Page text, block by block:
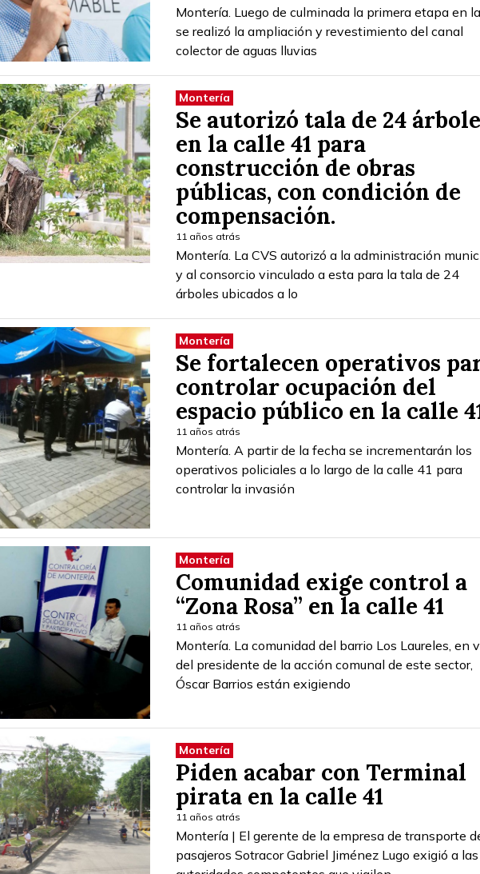
Montería. Luego de culminada la primera etapa en
se realizó la ampliación y revestimiento del canal
colector de aguas lluvias
Montería
Se autorizó tala de 24
en la calle 41 para
construcción de obras
públicas, con condición de
compensación.
11 años atrás
Montería. La CVS autorizó a la administración
y al consorcio vinculado a esta para la tala de 24
árboles ubicados a lo
Montería
Se fortalecen operativos
controlar ocupación del
espacio público en la calle
11 años atrás
Montería. A partir de la fecha se incrementarán los
operativos policiales a lo largo de la calle 41 para
controlar la invasión
Montería
Comunidad exige control a
“Zona Rosa” en la calle 41
11 años atrás
Montería. La comunidad del barrio Los Laureles, en
del presidente de la acción comunal de este sector,
Óscar Barrios están exigiendo
Montería
Piden acabar con Terminal
pirata en la calle 41
11 años atrás
Montería | El gerente de la empresa de transporte
pasajeros Sotracor Gabriel Jiménez Lugo exigió a las